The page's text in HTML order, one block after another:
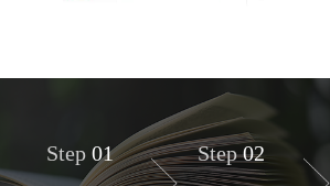
Step 01 Step02